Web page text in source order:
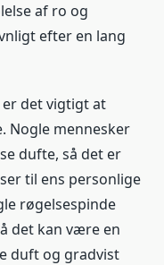
af ro og
efter en lang
det vigtigt at
Nogle mennesker
dufte, så det er
til ens personlige
røgelsespinde
det kan være en
duft og gradvist